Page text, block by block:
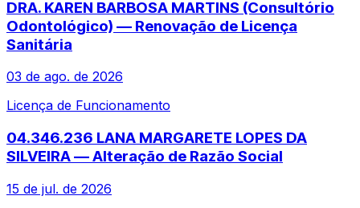
DRA. KAREN BARBOSA MARTINS (Consultório
Odontológico) — Renovação de Licença
Sanitária
03 de ago. de 2026
Licença de Funcionamento
04.346.236 LANA MARGARETE LOPES DA
SILVEIRA — Alteração de Razão Social
15 de jul. de 2026